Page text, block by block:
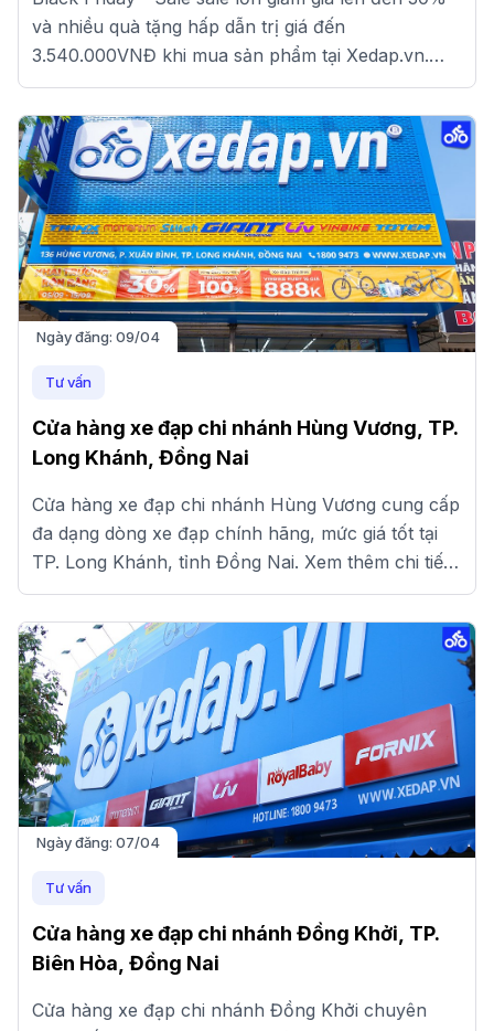
và nhiều quà tặng hấp dẫn trị giá đến
3.540.000VNĐ khi mua sản phẩm tại Xedap.vn.
Đến ngay cửa hàng gần nhất để nhận ưu đãi nhé!
Ngày đăng: 09/04
Tư vấn
Cửa hàng xe đạp chi nhánh Hùng Vương, TP.
Long Khánh, Đồng Nai
Cửa hàng xe đạp chi nhánh Hùng Vương cung cấp
đa dạng dòng xe đạp chính hãng, mức giá tốt tại
TP. Long Khánh, tỉnh Đồng Nai. Xem thêm chi tiết
tại đây!
Ngày đăng: 07/04
Tư vấn
Cửa hàng xe đạp chi nhánh Đồng Khởi, TP.
Biên Hòa, Đồng Nai
Cửa hàng xe đạp chi nhánh Đồng Khởi chuyên